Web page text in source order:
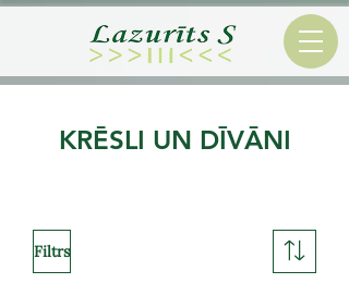
KRĒSLI UN DĪVĀNI
Filtrs